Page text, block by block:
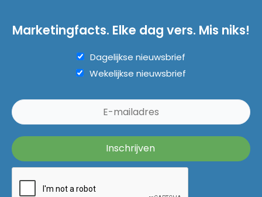
Marketingfacts. Elke dag vers. Mis niks!
Dagelijkse nieuwsbrief
Wekelijkse nieuwsbrief